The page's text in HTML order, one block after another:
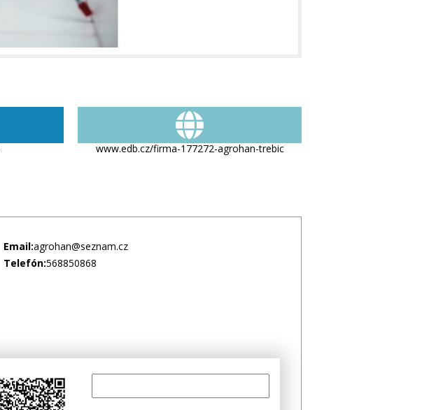
www.edb.cz/firma-177272-agrohan-trebic
Email:agrohan@seznam.cz
Telefón:568850868